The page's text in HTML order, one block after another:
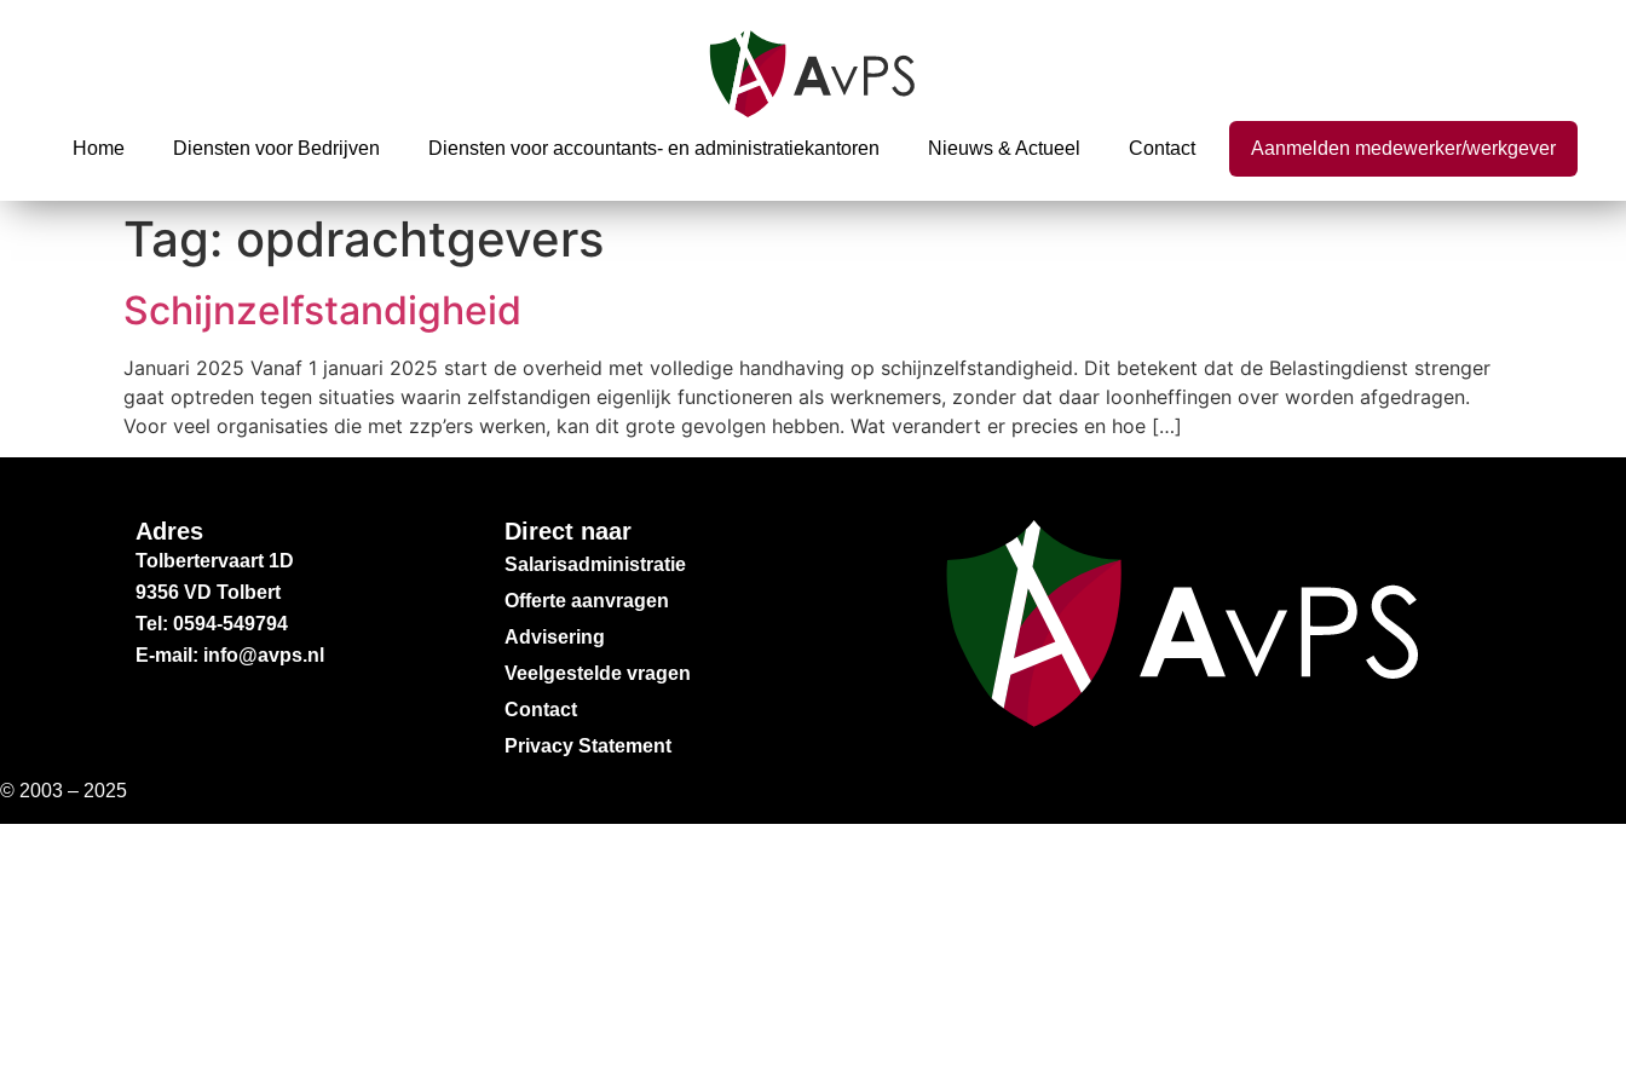
Home Diensten voor Bedrijven Diensten voor accountants- en administratiekantoren Nieuws & Actueel Contact Aanmelden medewerker/werkgever
Tag:opdrachtgevers
Schijnzelfstandigheid
Januari 2025 Vanaf 1 januari 2025 start de overheid met volledige handhaving op schijnzelfstandigheid. Dit betekent dat de Belastingdienst strenger
gaat optreden tegen situaties waarin zelfstandigen eigenlijk functioneren als werknemers, zonder dat daar loonheffingen over worden afgedragen.
Voor veel organisaties die met zzp’ers werken, kan dit grote gevolgen hebben. Wat verandert er precies en hoe […]
Adres
Tolbertervaart 1D
9356 VD Tolbert
Tel: 0594-549794
E-mail: info@avps.nl
Direct naar
Salarisadministratie
Offerte aanvragen
Advisering
Veelgestelde vragen
Contact
Privacy Statement
© 2003 – 2025